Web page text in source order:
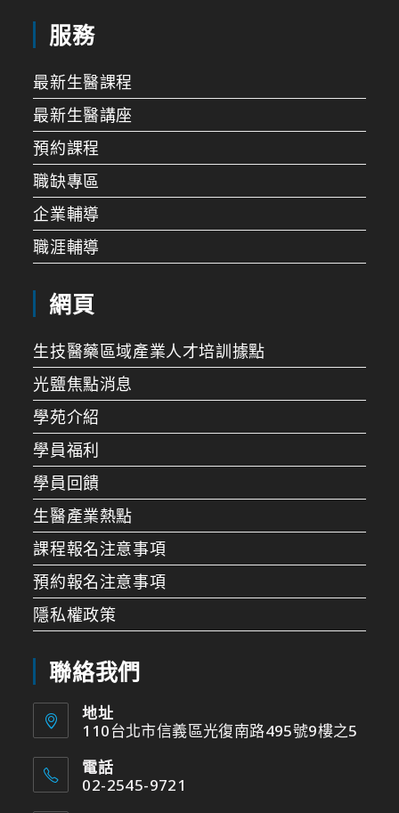
服務
最新生醫課程
最新生醫講座
預約課程
職缺專區
企業輔導
職涯輔導
網頁
生技醫藥區域產業人才培訓據點
光鹽焦點消息
學苑介紹
學員福利
學員回饋
生醫產業熱點
課程報名注意事項
預約報名注意事項
隱私權政策
聯絡我們
地址
110台北市信義區光復南路495號9樓之5
電話
02-2545-9721